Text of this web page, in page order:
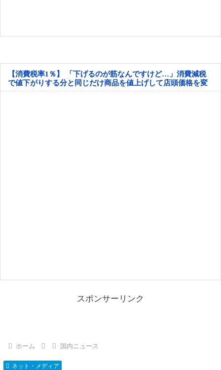
【消費税率1％】 「下げるのが筋なんですけど…」消費減税
で値下がりする分と同じだけ商品を値上げして店頭価格を変
えない店も
スポンサーリンク
ホーム 国内ニュース
ネット・メディア